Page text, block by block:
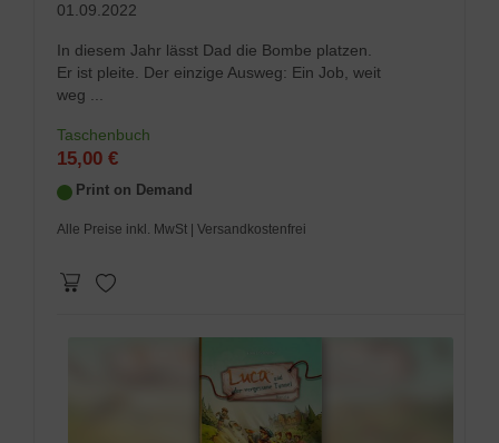
01.09.2022
In diesem Jahr lässt Dad die Bombe platzen.
Er ist pleite. Der einzige Ausweg: Ein Job, weit
weg ...
Taschenbuch
15,00 €
Print on Demand
Alle Preise inkl. MwSt | Versandkostenfrei